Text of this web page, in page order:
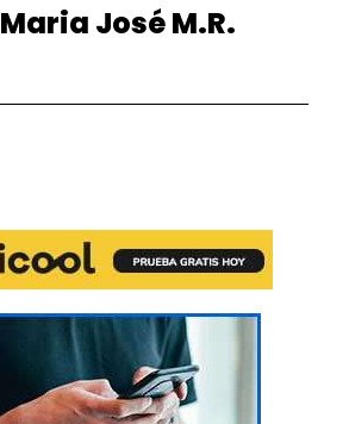
Maria José M.R.